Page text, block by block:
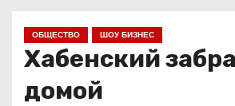
ОБЩЕСТВО ШОУ БИЗНЕС
Хабенский
домой